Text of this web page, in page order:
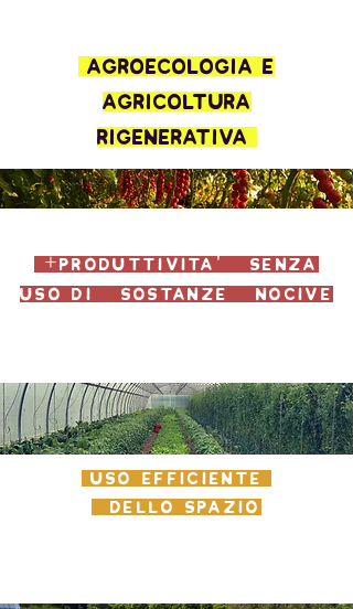
agroecologia e
agricoltura
rigenerativa
+produttivita' senza
uso di sostanze nocive
uso efficiente
dello spazio